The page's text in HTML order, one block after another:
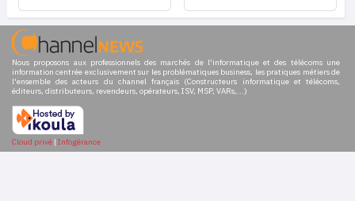
Nous proposons aux professionnels des marchés de l'informatique et des télécoms une
information centrée exclusivement sur les problématiques business, les pratiques métiers de
l'ensemble des acteurs du channel français (Constructeurs informatique et télécoms,
éditeurs, distributeurs, revendeurs, opérateurs, ISV, MSP, VARs,...)
Cloud privé | Infogérance